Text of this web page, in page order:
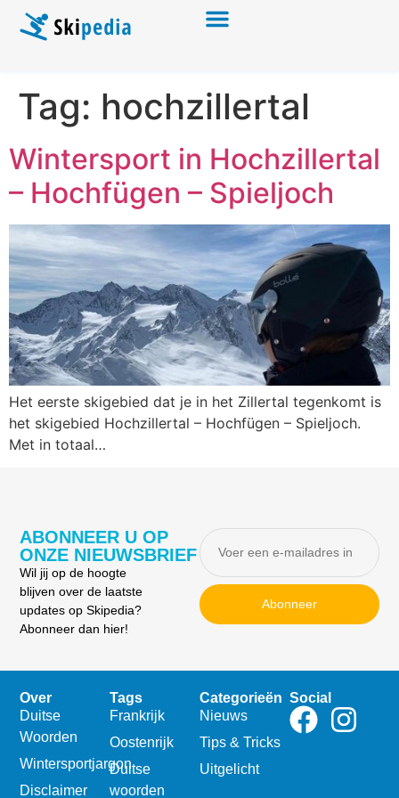
Tag: hochzillertal
Wintersport in Hochzillertal
– Hochfügen – Spieljoch
Het eerste skigebied dat je in het Zillertal tegenkomt is
het skigebied Hochzillertal – Hochfügen – Spieljoch.
Met in totaal…
ABONNEER U OP
ONZE NIEUWSBRIEF
Wil jij op de hoogte
blijven over de laatste
updates op Skipedia?
Abonneer dan hier!
Abonneer
Over
Duitse
Woorden
Wintersportjargon
Disclaimer
Tags
Frankrijk
Oostenrijk
Duitse
woorden
Categorieën
Nieuws
Tips & Tricks
Uitgelicht
Social